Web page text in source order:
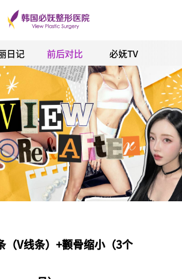
누르면 검색창을 닫을 수 있습니다.
日记 前后对比 必妩TV
（V线条）+颧骨缩小（3个